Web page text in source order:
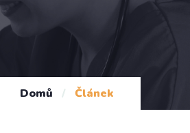
Domů / Článek